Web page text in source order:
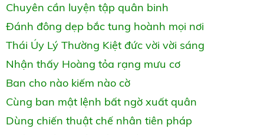
Chuyên cần luyện tập quân binh
Đánh đông dẹp bắc tung hoành mọi nơi
Thái Úy Lý Thường Kiệt đức vời vời sáng
Nhận thấy Hoàng tỏa rạng mưu cơ
Ban cho nào kiếm nào cờ
Cùng ban mật lệnh bất ngờ xuất quân
Dùng chiến thuật chế nhân tiên pháp